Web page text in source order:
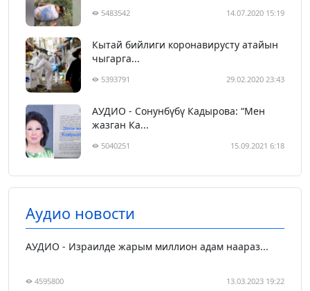
5483542 14.07.2020 15:19
Кытай бийлиги коронавирусту атайын
чыгарга...
5393791 29.02.2020 23:43
АУДИО - Сонунбүбү Кадырова: “Мен
жазган Ка...
5040251 15.09.2021 6:18
Аудио новости
АУДИО - Израилде жарым миллион адам наараз...
4595800 13.03.2023 19:22